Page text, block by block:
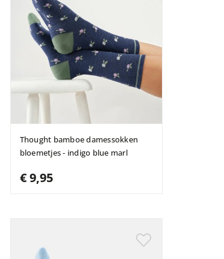
Thought bamboe damessokken
bloemetjes - indigo blue marl
€ 9,95